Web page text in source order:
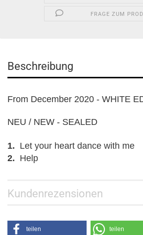
FRAGE ZUM
Beschreibung
From December 2020 - WHITE
NEU / NEW - SEALED
1. Let your heart dance with me
2. Help
Kundenrezensionen
teilen teilen